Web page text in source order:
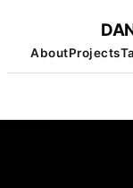
AboutProjects